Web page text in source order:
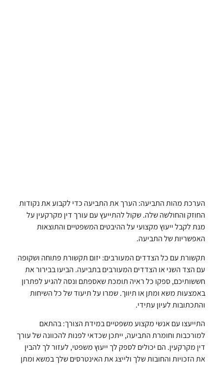
הערכת מהות התביעה: הערך את התביעה כדי לקבוע את נקודות
החוזק והחולשה שלה. שקול להתייעץ עם עורך דין מקרקעין על
מנת לקבל ייעוץ מקצועי על ההיבטים המשפטיים והתוצאות
האפשריות של התביעה.
תקשורת עם כל הצדדים המעורבים: יזום תקשורת פתוחה ושקופה
עם הצד השני או הצדדים המעורבים בתביעה. הביעו בבירור את
חששותיכם, ספקו כל ראיה תומכת שאספתם ונסה להגיע לפתרון
באמצעות משא ומתן או תיווך. שמרו על תיעוד של כל השיחות
והתכתובות לעיון עתידי.
התייעצו עם אנשי מקצוע משפטיים במידת הצורך: בהתאם
למורכבות וחומרת התביעה, ייתכן שכדאי לפנות להכוונה של עורך
דין מקרקעין. הם יכולים לספק לך ייעוץ משפטי, לעזור לך להבין
את הזכויות והחובות שלך ולייצג את האינטרסים שלך במשא ומתן